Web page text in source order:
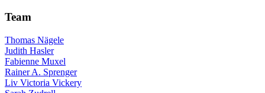
Team
Thomas Nägele
Judith Hasler
Fabienne Muxel
Rainer A. Sprenger
Liv Victoria Vickery